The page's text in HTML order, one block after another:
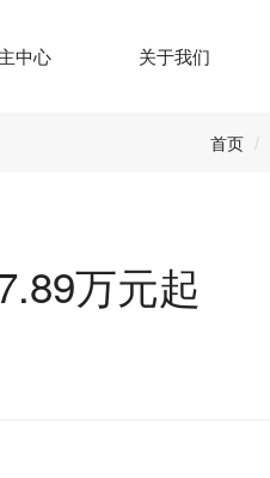
中心 关于我们
首页
万元起